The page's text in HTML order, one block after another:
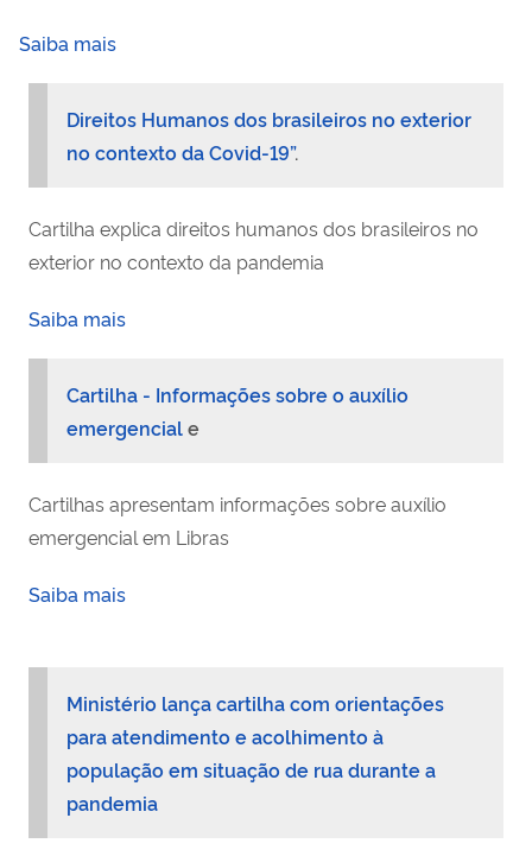
Saiba mais
Direitos Humanos dos brasileiros no exterior
no contexto da Covid-19”.
Cartilha explica direitos humanos dos brasileiros no
exterior no contexto da pandemia
Saiba mais
Cartilha - Informações sobre o auxílio
emergenciale
Cartilhas apresentam informações sobre auxílio
emergencial em Libras
Saiba mais
Ministério lança cartilha com orientações
para atendimento e acolhimento à
população em situação de rua durante a
pandemia